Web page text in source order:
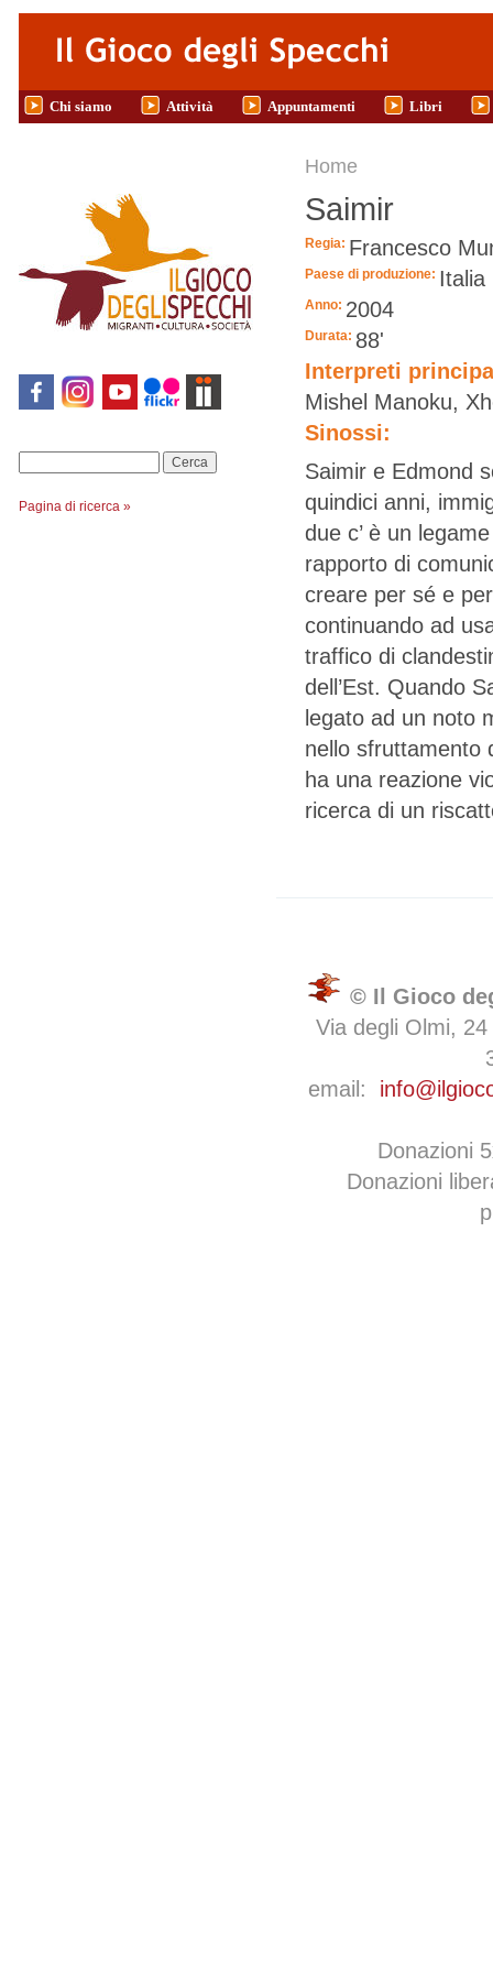
Salta al contenuto principale
Chi siamo Attività Appuntamenti Libri
Pagina di ricerca »
Tu sei qui
Home
Saimir
Regia: Francesco
Paese di produzione: Italia
Anno: 2004
Durata: 88'
Interpreti
Mishel Manoku,
Sinossi:
Saimir e Edmond
quindici anni,
due c’ è un
rapporto di
creare per sé e
continuando ad
traffico di
dell’Est. Quando
legato ad un noto
nello sfruttamento
ha una reazione
ricerca di un
© Il Gioco
Via degli Olmi,
email:
Donazioni
Donazioni